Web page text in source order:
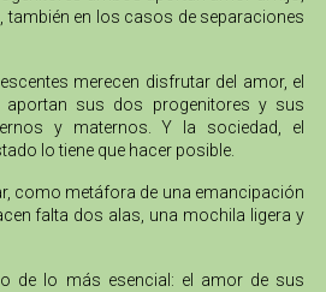
en los casos de separaciones
merecen disfrutar del amor, el
aportan sus dos progenitores y sus
y maternos. Y la sociedad, el
lo tiene que hacer posible.
como metáfora de una emancipación
falta dos alas, una mochila ligera y
de lo más esencial: el amor de sus